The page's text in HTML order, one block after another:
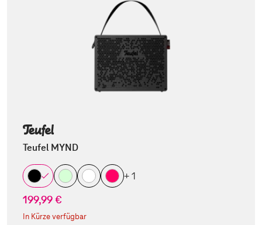
Teufel MYND
+ 1
199,99 €
In Kürze verfügbar